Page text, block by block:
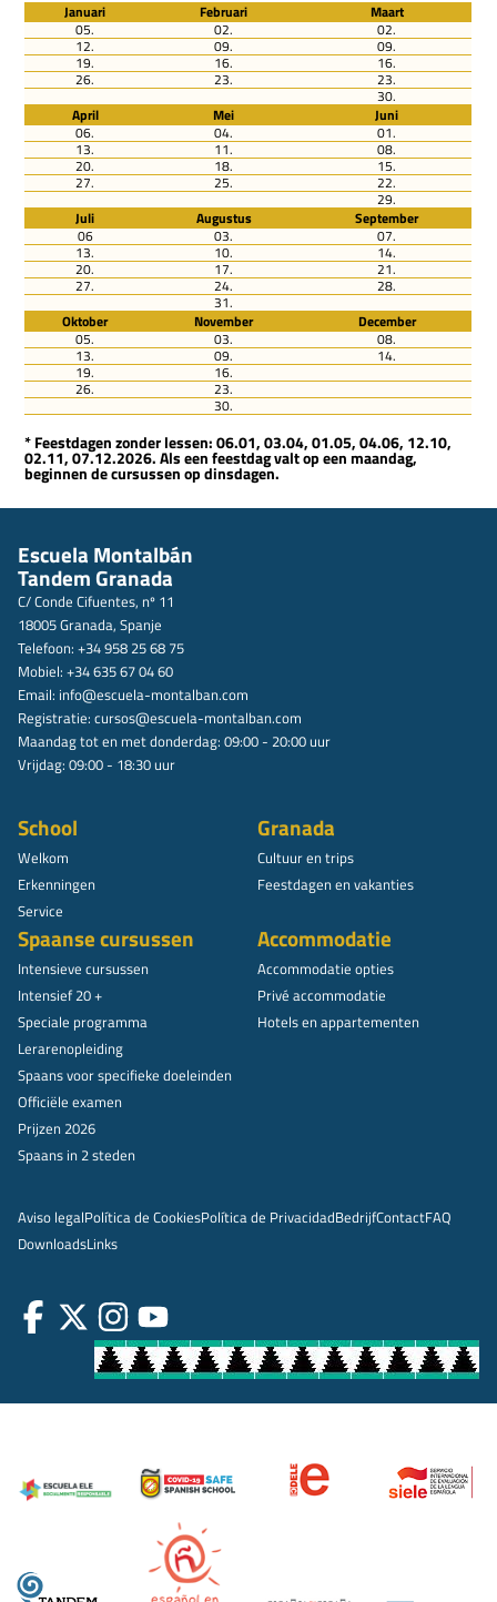
Januari Februari
Maart
05.
02. 02.
12. 09. 09.
19. 16. 16.
26. 23. 23.
30.
April
Mei
Juni
06.
04. 01.
13. 11. 08.
20. 18. 15.
27. 25. 22.
29.
Juli
Augustus
September
06
03. 07.
13. 10. 14.
20. 17. 21.
27. 24. 28.
31.
Oktober
November
December
05.
03. 08.
13. 09. 14.
19. 16.
26. 23.
30.
* Feestdagen zonder lessen: 06.01, 03.04, 01.05, 04.06, 12.10,
02.11, 07.12.2026. Als een feestdag valt op een maandag,
beginnen de cursussen op dinsdagen.
Escuela Montalbán
Tandem Granada
C/ Conde Cifuentes, nº 11
18005 Granada, Spanje
Telefoon: +34 958 25 68 75
Mobiel: +34 635 67 04 60
Email: info@escuela-montalban.com
Registratie: cursos@escuela-montalban.com
Maandag tot en met donderdag: 09:00 - 20:00 uur
Vrijdag: 09:00 - 18:30 uur
School
Welkom
Erkenningen
Service
Granada
Cultuur en trips
Feestdagen en vakanties
Spaanse cursussen
Intensieve cursussen
Intensief 20 +
Speciale programma
Lerarenopleiding
Spaans voor specifieke doeleinden
Officiële examen
Prijzen 2026
Spaans in 2 steden
Accommodatie
Accommodatie opties
Privé accommodatie
Hotels en appartementen
Aviso legalPolítica de CookiesPolítica de PrivacidadBedrijfContactFAQ
DownloadsLinks